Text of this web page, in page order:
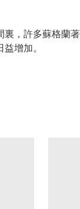
，許多蘇格蘭著
增加。